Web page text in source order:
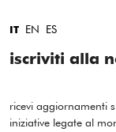
IT EN ES
iscriviti alla
ricevi aggiornamenti
iniziative legate al